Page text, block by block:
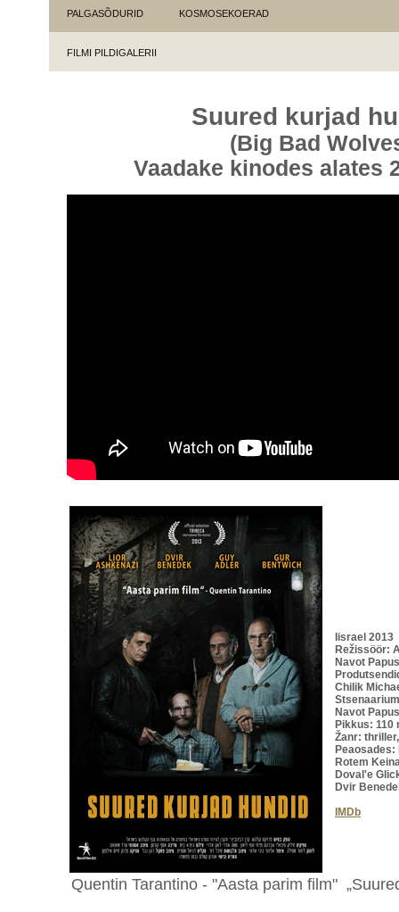
PALGASÕDURID KOSMOSEKOERAD
FILMI PILDIGALERII
Suured kurjad
(Big Bad
Vaadake kinodes alates
Iisrael 2013
Režissöör:
Navot
Chilik
Navot
Pikkus: 110
Žanr:
Rotem
Doval'e
Dvir
IMDb
Quentin Tarantino - "Aasta parim film"